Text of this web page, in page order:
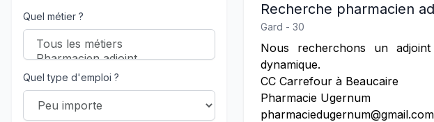
Quel métier ?
Quel type d'emploi ?
Recherche pharmacien
Gard - 30
Nous recherchons un
dynamique.
CC Carrefour à Beaucaire
Pharmacie Ugernum
pharmaciedugernum@gmail.com